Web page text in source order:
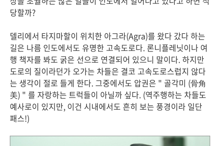
당할까?
델리에서 타지마할이 위치한 아그라(Agra)를 왔다 갔다 하는
길은 나름 인도에서도 유명한 고속도로다. 론니플레닛이나 여
행 책자를 봐도 굵은 선으로 연결되어 있으니 말이다. 하지만
도로의 질이라던가 오가는 차들은 결코 고속도로스럽지 않다
는 생각이 절로 들게 한다. 그중에서도 압권은 " 골각미 (骨角
美) " 를 자랑하는 트럭들이 아닐까 싶다. (역주행하는 차들도
예사로이 있지만, 이건 시내에서도 흔히 보는 풍경이라 일단
패스!)